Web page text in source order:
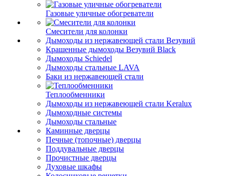
Газовые уличные обогреватели
Смесители для колонки
Дымоходы из нержавеющей стали Везувий
Крашенные дымоходы Везувий Black
Дымоходы Schiedel
Дымоходы стальные LAVA
Баки из нержавеющей стали
Теплообменники
Дымоходы из нержавеющей стали Keralux
Дымоходные системы
Дымоходы стальные
Каминные дверцы
Печные (топочные) дверцы
Поддувальные дверцы
Прочистные дверцы
Духовые шкафы